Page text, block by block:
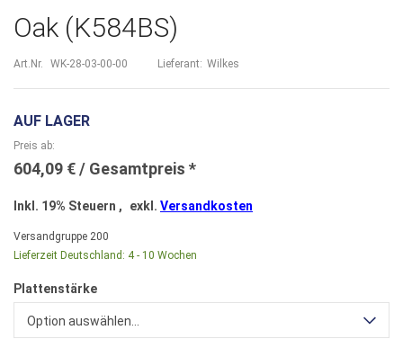
Oak (K584BS)
Art.Nr. WK-28-03-00-00 Lieferant: Wilkes
AUF LAGER
Preis ab
604,09 €
Inkl. 19% Steuern , exkl. Versandkosten
Versandgruppe 200
Lieferzeit Deutschland: 4 - 10 Wochen
Plattenstärke
Option auswählen...